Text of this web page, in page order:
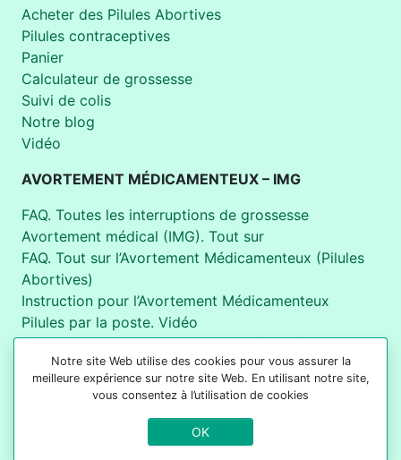
Acheter des Pilules Abortives
Pilules contraceptives
Panier
Calculateur de grossesse
Suivi de colis
Notre blog
Vidéo
AVORTEMENT MÉDICAMENTEUX – IMG
FAQ. Toutes les interruptions de grossesse
Avortement médical (IMG). Tout sur
FAQ. Tout sur l’Avortement Médicamenteux (Pilules
Abortives)
Instruction pour l’Avortement Médicamenteux
Pilules par la poste. Vidéo
Organisation Mondiale de la Santé (OMS)
+44 7537 180907
Notre site Web utilise des cookies pour vous assurer la
meilleure expérience sur notre site Web. En utilisant notre site,
vous consentez à l’utilisation de cookies
OK